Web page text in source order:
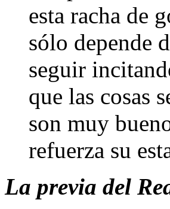
esta racha de
sólo depende
seguir
que las cosas
son muy
refuerza su
La previa del